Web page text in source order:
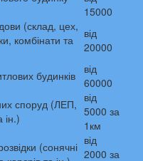
15000
(склад, цех,
комбінати та
від
20000
будинків
від
60000
споруд (ЛЕП,
ін.)
від
5000 за
1км
(сонячні від
2000 за